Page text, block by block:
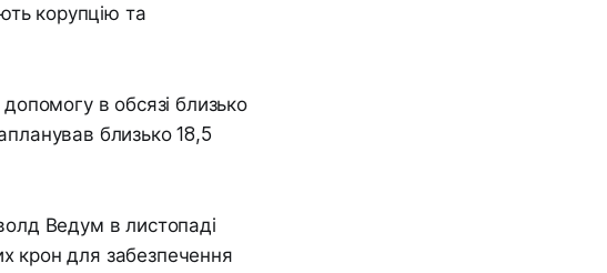
корупцію та
в обсязі близько
близько 18,5
Ведум в листопаді
крон для забезпечення